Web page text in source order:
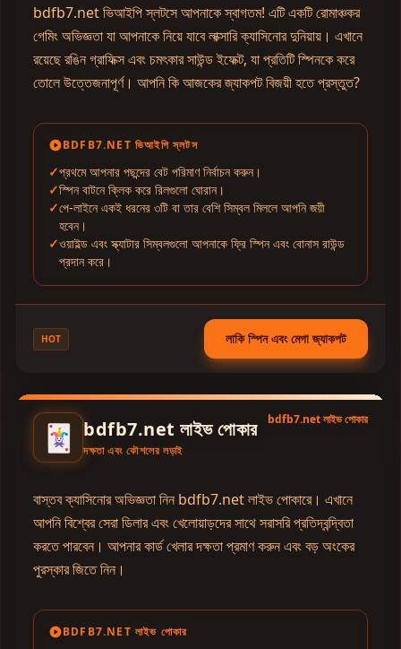
bdfb7.net ভিআইপি স্লটসে আপনাকে স্বাগতম! এটি একটি রোমাঞ্চকর
গেমিং অভিজ্ঞতা যা আপনাকে নিয়ে যাবে লাক্সারি ক্যাসিনোর দুনিয়ায়। এখানে
রয়েছে রঙিন গ্রাফিক্স এবং চমৎকার সাউন্ড ইফেক্ট, যা প্রতিটি স্পিনকে করে
তোলে উত্তেজনাপূর্ণ। আপনি কি আজকের জ্যাকপট বিজয়ী হতে প্রস্তুত?
BDFB7.NET ভিআইপি স্লটস
প্রথমে আপনার পছন্দের বেট পরিমাণ নির্বাচন করুন।
স্পিন বাটনে ক্লিক করে রিলগুলো ঘোরান।
পে-লাইনে একই ধরনের ৩টি বা তার বেশি সিম্বল মিললে আপনি জয়ী
হবেন।
ওয়াইল্ড এবং স্ক্যাটার সিম্বলগুলো আপনাকে ফ্রি স্পিন এবং বোনাস রাউন্ড
প্রদান করে।
HOT লাকি স্পিন এবং মেগা জ্যাকপট
🃏 bdfb7.net লাইভ পোকার
দক্ষতা এবং কৌশলের লড়াই
bdfb7.net লাইভ পোকার
বাস্তব ক্যাসিনোর অভিজ্ঞতা নিন bdfb7.net লাইভ পোকারে। এখানে
আপনি বিশ্বের সেরা ডিলার এবং খেলোয়াড়দের সাথে সরাসরি প্রতিদ্বন্দ্বিতা
করতে পারবেন। আপনার কার্ড খেলার দক্ষতা প্রমাণ করুন এবং বড় অংকের
পুরস্কার জিতে নিন।
BDFB7.NET লাইভ পোকার